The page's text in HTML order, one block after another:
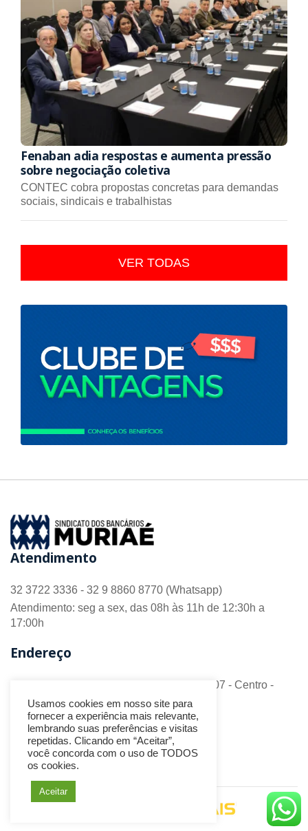
Fenaban adia respostas e aumenta pressão
sobre negociação coletiva
CONTEC cobra propostas concretas para demandas
sociais, sindicais e trabalhistas
VER TODAS
Atendimento
32 3722 3336 - 32 9 8860 8770 (Whatsapp)
Atendimento: seg a sex, das 08h às 11h de 12:30h a
17:00h
Endereço
R. Barão do Monte Alto nº 70 - Sala 306/307 - Centro -
CEP 36.880-018 - Muriaé/MG
Redes Sociais
Usamos cookies em nosso site para
fornecer a experiência mais relevante,
lembrando suas preferências e visitas
repetidas. Clicando em “Aceitar”,
você concorda com o uso de TODOS
os cookies.
Aceitar